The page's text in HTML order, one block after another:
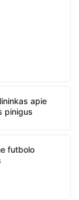
apie
pinigus
futbolo